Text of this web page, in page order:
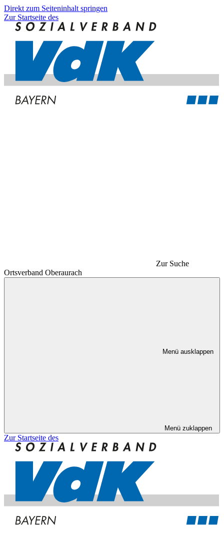
Direkt zum Seiteninhalt springen
Zur Startseite des
Zur Suche
Ortsverband Oberaurach
Menü ausklappen
Menü zuklappen
Zur Startseite des